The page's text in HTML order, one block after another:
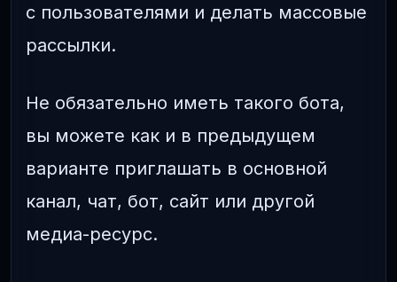
с пользователями и делать массовые
рассылки.
Не обязательно иметь такого бота,
вы можете как и в предыдущем
варианте приглашать в основной
канал, чат, бот, сайт или другой
медиа-ресурс.